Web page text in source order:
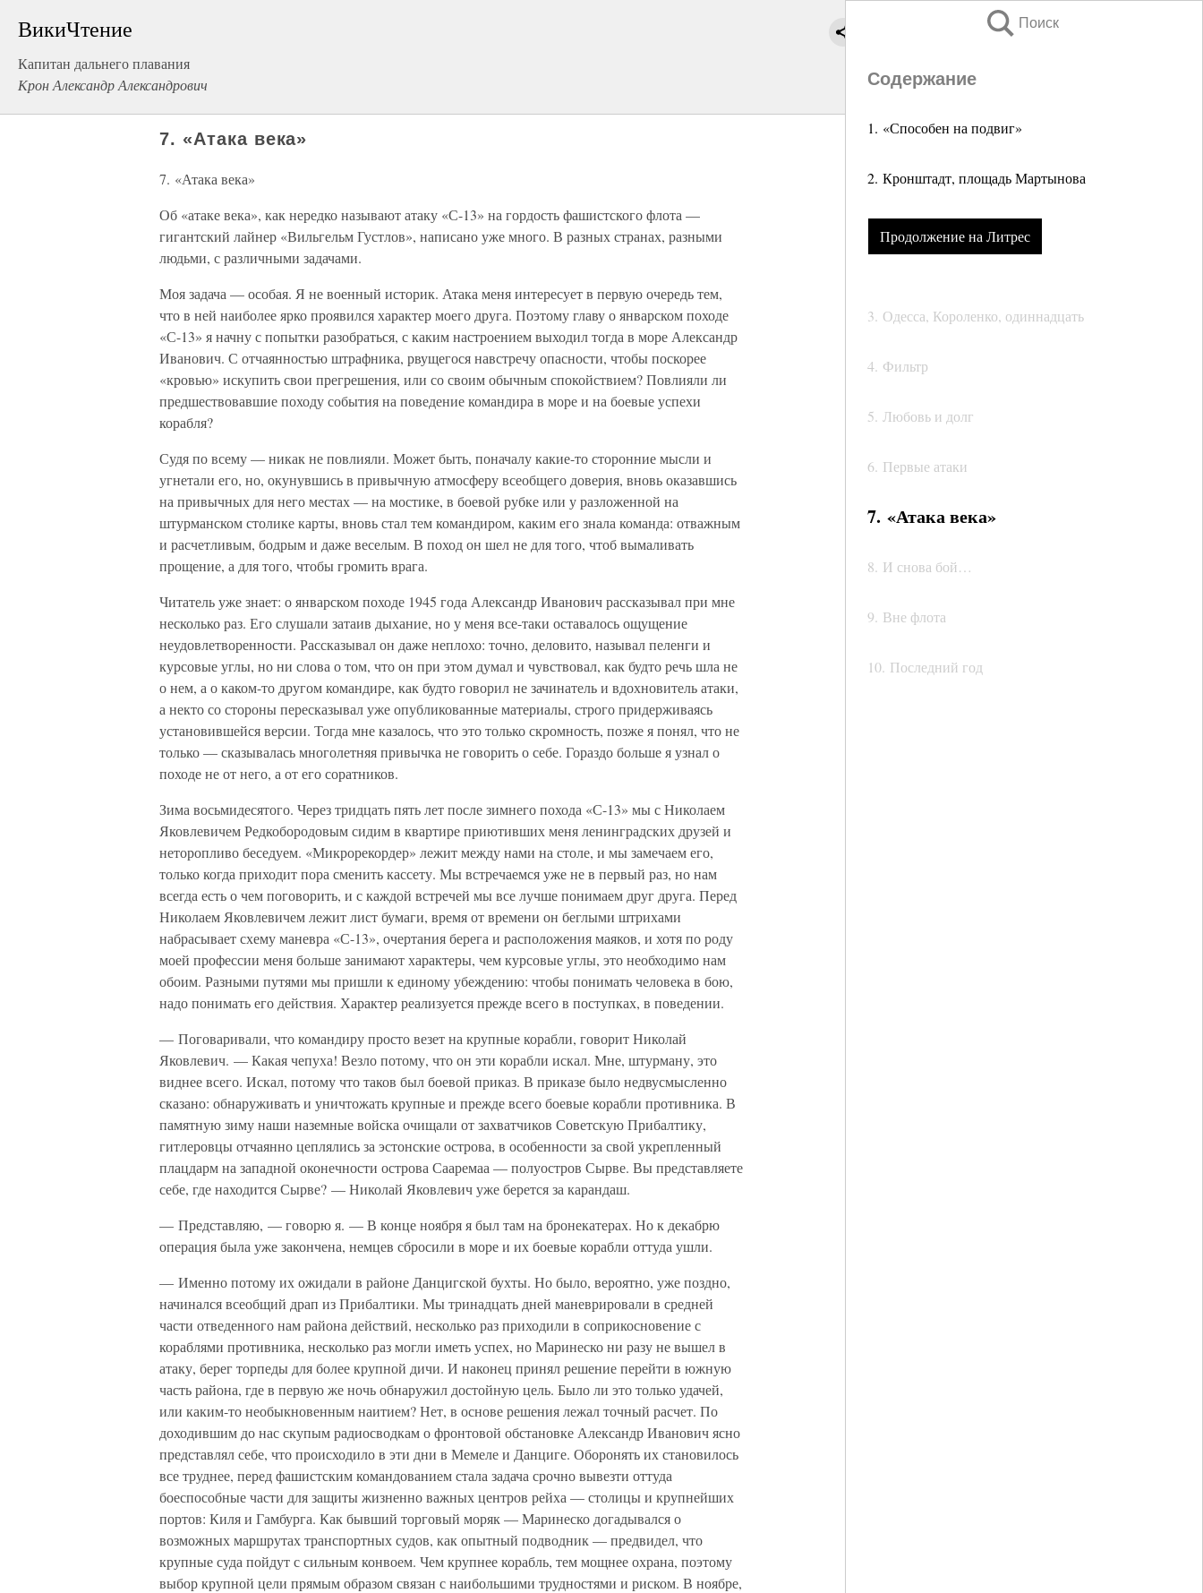
ВикиЧтение
Капитан дальнего плавания
Крон Александр Александрович
Поиск
Содержание
1. «Способен на подвиг»
2. Кронштадт, площадь Мартынова
Продолжение на Литрес
3. Одесса, Короленко, одиннадцать
4. Фильтр
5. Любовь и долг
6. Первые атаки
7. «Атака века»
8. И снова бой…
9. Вне флота
10. Последний год
7. «Атака века»
7. «Атака века»
Об «атаке века», как нередко называют атаку «С-13» на гордость фашистского флота —
гигантский лайнер «Вильгельм Густлов», написано уже много. В разных странах, разными
людьми, с различными задачами.
Моя задача — особая. Я не военный историк. Атака меня интересует в первую очередь тем,
что в ней наиболее ярко проявился характер моего друга. Поэтому главу о январском походе
«С-13» я начну с попытки разобраться, с каким настроением выходил тогда в море Александр
Иванович. С отчаянностью штрафника, рвущегося навстречу опасности, чтобы поскорее
«кровью» искупить свои прегрешения, или со своим обычным спокойствием? Повлияли ли
предшествовавшие походу события на поведение командира в море и на боевые успехи
корабля?
Судя по всему — никак не повлияли. Может быть, поначалу какие-то сторонние мысли и
угнетали его, но, окунувшись в привычную атмосферу всеобщего доверия, вновь оказавшись
на привычных для него местах — на мостике, в боевой рубке или у разложенной на
штурманском столике карты, вновь стал тем командиром, каким его знала команда: отважным
и расчетливым, бодрым и даже веселым. В поход он шел не для того, чтоб вымаливать
прощение, а для того, чтобы громить врага.
Читатель уже знает: о январском походе 1945 года Александр Иванович рассказывал при мне
несколько раз. Его слушали затаив дыхание, но у меня все-таки оставалось ощущение
неудовлетворенности. Рассказывал он даже неплохо: точно, деловито, называл пеленги и
курсовые углы, но ни слова о том, что он при этом думал и чувствовал, как будто речь шла не
о нем, а о каком-то другом командире, как будто говорил не зачинатель и вдохновитель атаки,
а некто со стороны пересказывал уже опубликованные материалы, строго придерживаясь
установившейся версии. Тогда мне казалось, что это только скромность, позже я понял, что не
только — сказывалась многолетняя привычка не говорить о себе. Гораздо больше я узнал о
походе не от него, а от его соратников.
Зима восьмидесятого. Через тридцать пять лет после зимнего похода «С-13» мы с Николаем
Яковлевичем Редкобородовым сидим в квартире приютивших меня ленинградских друзей и
неторопливо беседуем. «Микрорекордер» лежит между нами на столе, и мы замечаем его,
только когда приходит пора сменить кассету. Мы встречаемся уже не в первый раз, но нам
всегда есть о чем поговорить, и с каждой встречей мы все лучше понимаем друг друга. Перед
Николаем Яковлевичем лежит лист бумаги, время от времени он беглыми штрихами
набрасывает схему маневра «С-13», очертания берега и расположения маяков, и хотя по роду
моей профессии меня больше занимают характеры, чем курсовые углы, это необходимо нам
обоим. Разными путями мы пришли к единому убеждению: чтобы понимать человека в бою,
надо понимать его действия. Характер реализуется прежде всего в поступках, в поведении.
— Поговаривали, что командиру просто везет на крупные корабли, говорит Николай
Яковлевич. — Какая чепуха! Везло потому, что он эти корабли искал. Мне, штурману, это
виднее всего. Искал, потому что таков был боевой приказ. В приказе было недвусмысленно
сказано: обнаруживать и уничтожать крупные и прежде всего боевые корабли противника. В
памятную зиму наши наземные войска очищали от захватчиков Советскую Прибалтику,
гитлеровцы отчаянно цеплялись за эстонские острова, в особенности за свой укрепленный
плацдарм на западной оконечности острова Сааремаа — полуостров Сырве. Вы представляете
себе, где находится Сырве? — Николай Яковлевич уже берется за карандаш.
— Представляю, — говорю я. — В конце ноября я был там на бронекатерах. Но к декабрю
операция была уже закончена, немцев сбросили в море и их боевые корабли оттуда ушли.
— Именно потому их ожидали в районе Данцигской бухты. Но было, вероятно, уже поздно,
начинался всеобщий драп из Прибалтики. Мы тринадцать дней маневрировали в средней
части отведенного нам района действий, несколько раз приходили в соприкосновение с
кораблями противника, несколько раз могли иметь успех, но Маринеско ни разу не вышел в
атаку, берег торпеды для более крупной дичи. И наконец принял решение перейти в южную
часть района, где в первую же ночь обнаружил достойную цель. Было ли это только удачей,
или каким-то необыкновенным наитием? Нет, в основе решения лежал точный расчет. По
доходившим до нас скупым радиосводкам о фронтовой обстановке Александр Иванович ясно
представлял себе, что происходило в эти дни в Мемеле и Данциге. Оборонять их становилось
все труднее, перед фашистским командованием стала задача срочно вывезти оттуда
боеспособные части для защиты жизненно важных центров рейха — столицы и крупнейших
портов: Киля и Гамбурга. Как бывший торговый моряк — Маринеско догадывался о
возможных маршрутах транспортных судов, как опытный подводник — предвидел, что
крупные суда пойдут с сильным конвоем. Чем крупнее корабль, тем мощнее охрана, поэтому
выбор крупной цели прямым образом связан с наибольшими трудностями и риском. В ноябре,